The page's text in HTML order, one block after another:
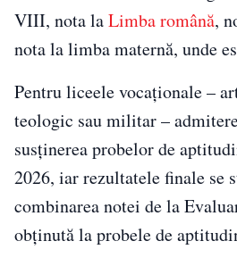
VIII, nota laLimba română,
nota la limba maternă, unde
Pentru liceele vocaționale –
teologic sau militar –
susținerea probelor de
2026, iar rezultatele finale se
combinarea notei de la
obținută la probele de